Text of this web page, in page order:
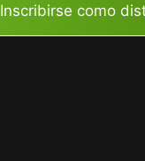
Inscribirse como